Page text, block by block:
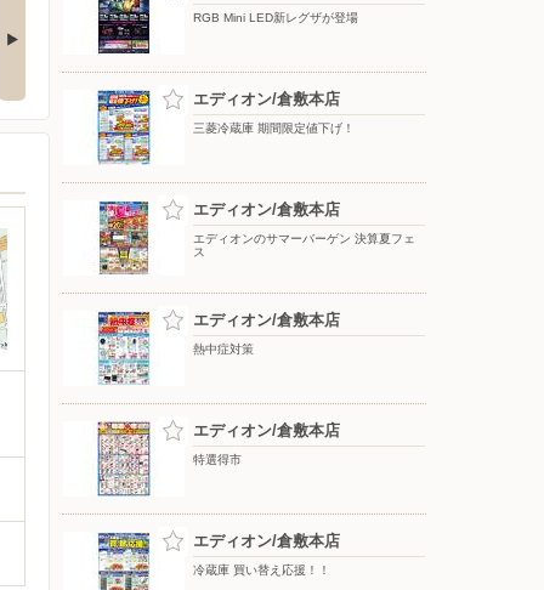
よりご案内で…
んにちは！ 時計専門店TI
TIMEより電池交…
TIMEよりご案内で…
RGB Mini LED新レグザが登場
エディオン/倉敷本店
三菱冷蔵庫 期間限定値下げ！
エディオン/倉敷本店
エディオンのサマーバーゲン 決算夏フェ
ス
エディオン/倉敷本店
熱中症対策
エディオン/倉敷本店
特選得市
エディオン/倉敷本店
冷蔵庫 買い替え応援！！